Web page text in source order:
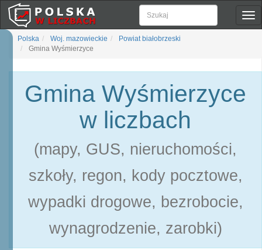
Polska Woj. mazowieckie
Powiat białobrzeski
Gmina Wyśmierzyce
Gmina Wyśmierzyce
w liczbach
(mapy, GUS, nieruchomości,
szkoły, regon, kody pocztowe,
wypadki drogowe, bezrobocie,
wynagrodzenie, zarobki)